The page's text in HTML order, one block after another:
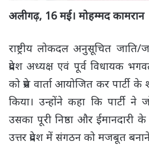
अलीगढ़, 16 मई। मोहम्मद कामरान
राष्ट्रीय लोकदल अनुसूचित जाति/
प्रदेश अध्यक्ष एवं पूर्व विधायक
को प्रेस वार्ता आयोजित कर पार्टी
किया। उन्होंने कहा कि पार्टी ने
उसका पूरी निष्ठा और ईमानदारी
उत्तर प्रदेश में संगठन को मजबूत